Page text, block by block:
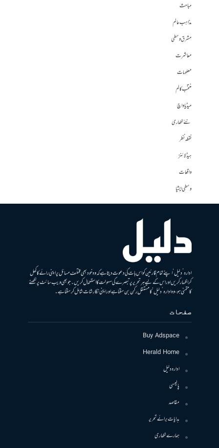
مباحث
مذاہب عالم
مشرق وسطی
معاشرت
معلومات
منتخب کالم
میڈیا واچ
نئے لکھاری
نقطہ نظر
ہیڈلائنز
واقعات
وسطی ایشیا
ادارہ ’دلیل‘ اپنے تمام قارئین کو اس بات کی دعوت دیتا ہے کہ وہ خود بھی مختلف مسائل پر اپنی رائے کا کھل
کر اظہار کریں اور اس کے لیے ہر تحریر پر تبصرے کی سہولت کا استعمال کریں۔ جو بھی ویب سائٹ پر لکھنے
کا متمنی ہو، وہ ادارہ ’دلیل‘ کا مستقل رکن بن سکتا ہے اور اپنی نگارشات شامل کرسکتا ہے۔
صفحات
Buy Adspace
Herald Home
ادارہ دلیل
پالیسی
مقاصد
ہدایات برائے تحریر
ہمارے لکھاری